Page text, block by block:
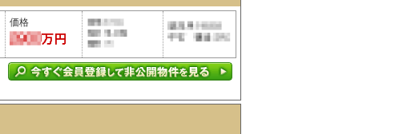
価格